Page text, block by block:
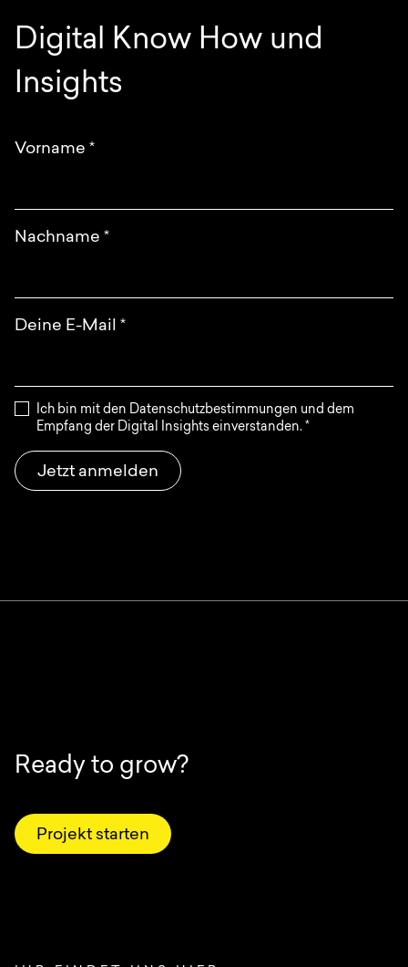
Digital Know How und
Insights
Vorname *
Nachname *
Deine E-Mail *
Ich bin mit den Datenschutzbestimmungen und dem
Empfang der Digital Insights einverstanden. *
Jetzt anmelden
Ready to grow?
Projekt starten